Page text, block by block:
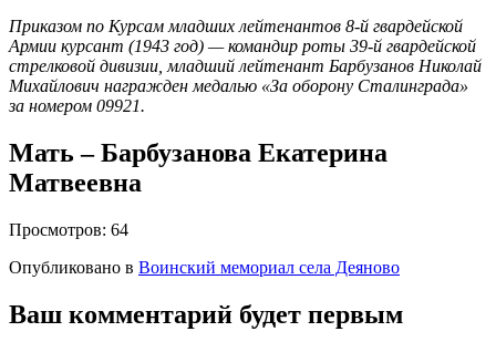
Приказом по Курсам младших лейтенантов 8-й гвардейской
Армии курсант (1943 год) — командир роты 39-й гвардейской
стрелковой дивизии, младший лейтенант Барбузанов Николай
Михайлович награжден медалью «За оборону Сталинграда»
за номером 09921.
Мать – Барбузанова Екатерина
Матвеевна
Просмотров: 64
Опубликовано в Воинский мемориал села Деяново
Ваш комментарий будет первым